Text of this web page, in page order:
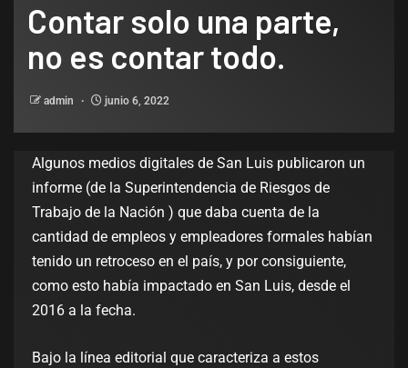
Contar solo una parte,
no es contar todo.
admin junio 6, 2022
Algunos medios digitales de San Luis publicaron un
informe (de la Superintendencia de Riesgos de
Trabajo de la Nación ) que daba cuenta de la
cantidad de empleos y empleadores formales habían
tenido un retroceso en el país, y por consiguiente,
como esto había impactado en San Luis, desde el
2016 a la fecha.
Bajo la línea editorial que caracteriza a estos